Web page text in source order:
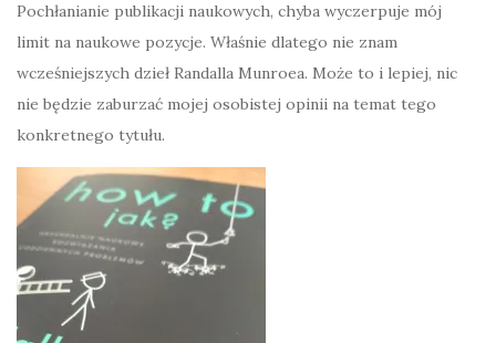
Pochłanianie publikacji naukowych, chyba wyczerpuje mój
limit na naukowe pozycje. Właśnie dlatego nie znam
wcześniejszych dzieł Randalla Munroea. Może to i lepiej, nic
nie będzie zaburzać mojej osobistej opinii na temat tego
konkretnego tytułu.